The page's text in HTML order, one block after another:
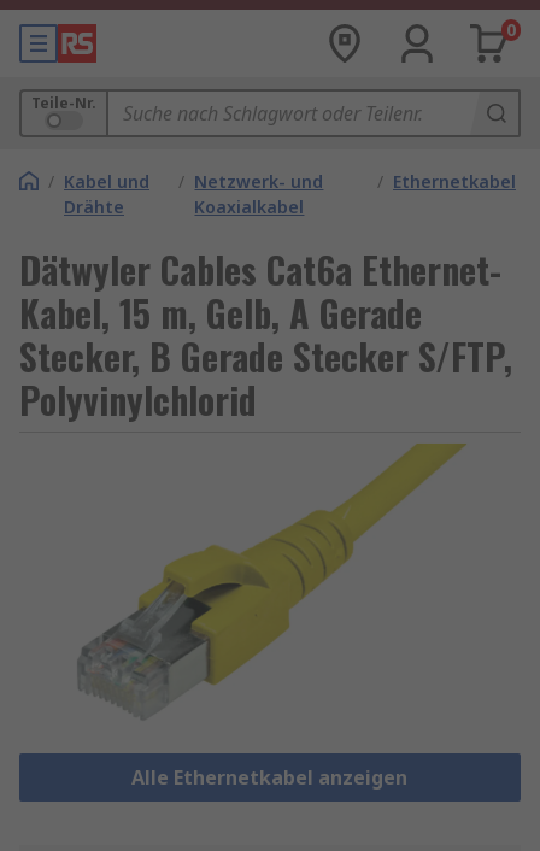
0
Teile-Nr.
/ Kabel und
Drähte
/ Netzwerk- und
Koaxialkabel
/ Ethernetkabel
Dätwyler Cables Cat6a Ethernet-
Kabel, 15 m, Gelb, A Gerade
Stecker, B Gerade Stecker S/FTP,
Polyvinylchlorid
Alle Ethernetkabel anzeigen